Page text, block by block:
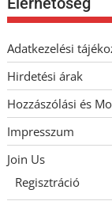
Adatkezelési
Hirdetési árak
Hozzászólási és
Impresszum
Join Us
Regisztráció